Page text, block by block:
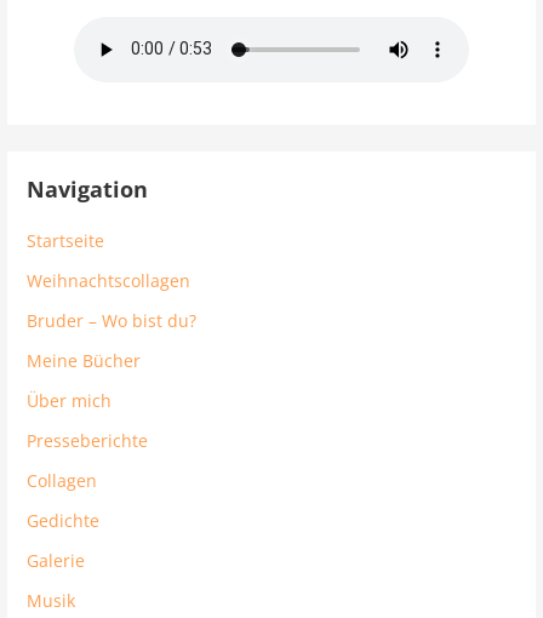
Navigation
Startseite
Weihnachtscollagen
Bruder – Wo bist du?
Meine Bücher
Über mich
Presseberichte
Collagen
Gedichte
Galerie
Musik